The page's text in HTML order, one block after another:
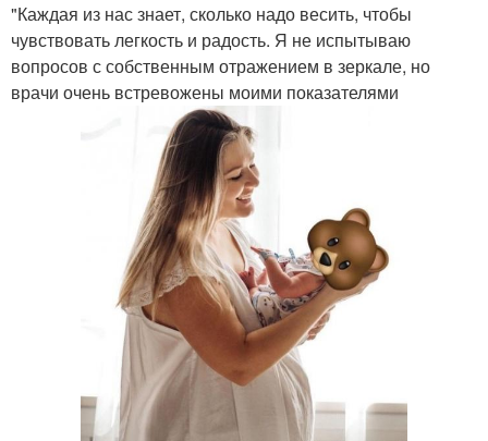
"Каждая из нас знает, сколько надо весить, чтобы
чувствовать легкость и радость. Я не испытываю
вопросов с собственным отражением в зеркале, но
врачи очень встревожены моими показателями